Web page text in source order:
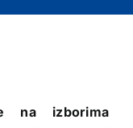
na izborima